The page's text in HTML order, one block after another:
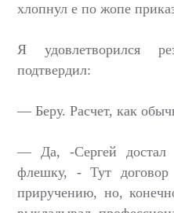
хлопнул е по жопе
Я удовлетворился
подтвердил:
— Беру. Расчет, как
— Да, -Сергей достал
флешку, - Тут
приручению, но,